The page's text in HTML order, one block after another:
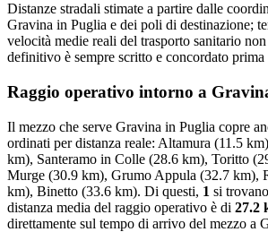
Distanze stradali stimate a partire dalle
Gravina in Puglia e dei poli di destinazione;
velocità medie reali del trasporto sanitario
definitivo è sempre scritto e concordato
Raggio operativo intorno a
Il mezzo che serve Gravina in Puglia copre
ordinati per distanza reale: Altamura (11.5
km), Santeramo in Colle (28.6 km), Toritto
Murge (30.9 km), Grumo Appula (32.7 km),
km), Binetto (33.6 km). Di questi, 1 si
distanza media del raggio operativo è di 27.2
direttamente sul tempo di arrivo del mezzo a